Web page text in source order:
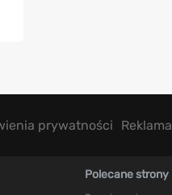
prywatności Reklama
Polecane strony